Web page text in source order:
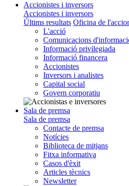
Accionistes i inversors
Accionistes i inversors
Últims resultats Oficina de
L'acció
Comunicacions
Informació privilegiada
Informació financera
Accionistes
Inversors i analistes
Capital social
Govern corporatiu
Sala de premsa
Sala de premsa
Contacte de premsa
Notícies
Biblioteca de mitjans
Fitxa informativa
Casos d'èxit
Articles tècnics
Newsletter